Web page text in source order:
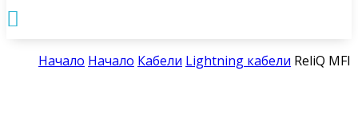

Начало Начало Кабели Lightning кабели ReliQ